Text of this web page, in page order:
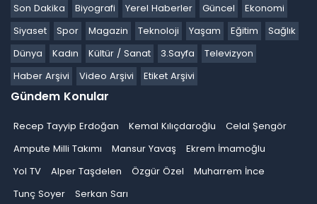
Son Dakika
Biyografi Yerel Haberler Güncel
Ekonomi
Siyaset
Spor Magazin Teknoloji Yaşam Eğitim
Sağlık
Dünya
Kadın Kültür / Sanat 3.Sayfa
Televizyon
Haber Arşivi
Video Arşivi Etiket Arşivi
Gündem Konular
Recep Tayyip Erdoğan Kemal Kılıçdaroğlu
Celal Şengör
Ampute Milli Takımı
Mansur Yavaş
Ekrem İmamoğlu
Yol TV
Alper Taşdelen Özgür Özel
Muharrem İnce
Tunç Soyer
Serkan Sarı